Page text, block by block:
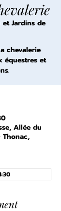
et Jardins de
chevalerie
équestres et
Allée du
Thonac,